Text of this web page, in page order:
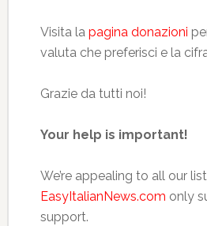
Visita la pagina donazioni
valuta che preferisci e la
Grazie da tutti noi!
Your help is important!
We’re appealing to all our
EasyItalianNews.com only
support.